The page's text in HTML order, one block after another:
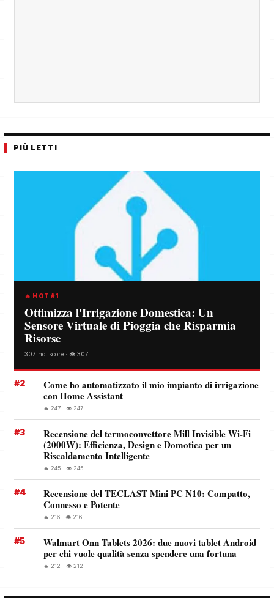
PIÙ LETTI
🔥 HOT #1
Ottimizza l'Irrigazione Domestica: Un
Sensore Virtuale di Pioggia che Risparmia
Risorse
307 hot score · 👁️ 307
#2
Come ho automatizzato il mio impianto di irrigazione
con Home Assistant
🔥 247 · 👁️ 247
#3
Recensione del termoconvettore Mill Invisible Wi-Fi
(2000W): Efficienza, Design e Domotica per un
Riscaldamento Intelligente
🔥 245 · 👁️ 245
#4
Recensione del TECLAST Mini PC N10: Compatto,
Connesso e Potente
🔥 216 · 👁️ 216
#5
Walmart Onn Tablets 2026: due nuovi tablet Android
per chi vuole qualità senza spendere una fortuna
🔥 212 · 👁️ 212